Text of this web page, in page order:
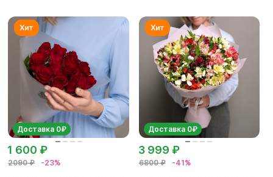
Доставка 0₽
2090 ₽ -23%
1 600 ₽
Доставка 0₽
6800 ₽ -41%
3 999 ₽